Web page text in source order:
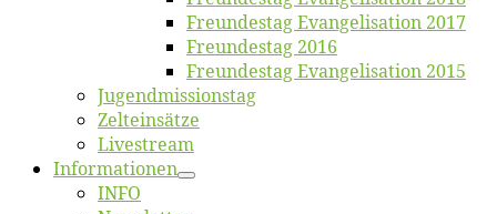
Freun­des­tag Evan­ge­li­sa­ti­on 2017
Freun­des­tag 2016
Freun­des­tag Evan­ge­li­sa­ti­on 2015
Jugend­mis­sions­tag
Zelt­ein­sät­ze
Live­stream
Informatio­nen
INFO